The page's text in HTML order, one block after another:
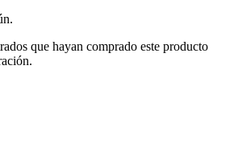
que hayan comprado este producto